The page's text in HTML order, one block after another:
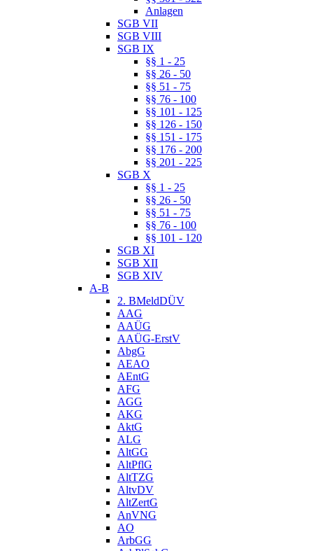
Anlagen
SGB VII
SGB VIII
SGB IX
§§ 1 - 25
§§ 26 - 50
§§ 51 - 75
§§ 76 - 100
§§ 101 - 125
§§ 126 - 150
§§ 151 - 175
§§ 176 - 200
§§ 201 - 225
SGB X
§§ 1 - 25
§§ 26 - 50
§§ 51 - 75
§§ 76 - 100
§§ 101 - 120
SGB XI
SGB XII
SGB XIV
A-B
2. BMeldDÜV
AAG
AAÜG
AAÜG-ErstV
AbgG
AEAO
AEntG
AFG
AGG
AKG
AktG
ALG
AltGG
AltPflG
AltTZG
AltvDV
AltZertG
AnVNG
AO
ArbGG